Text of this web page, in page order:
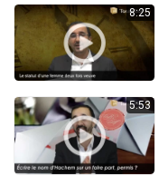
8:25
5:53